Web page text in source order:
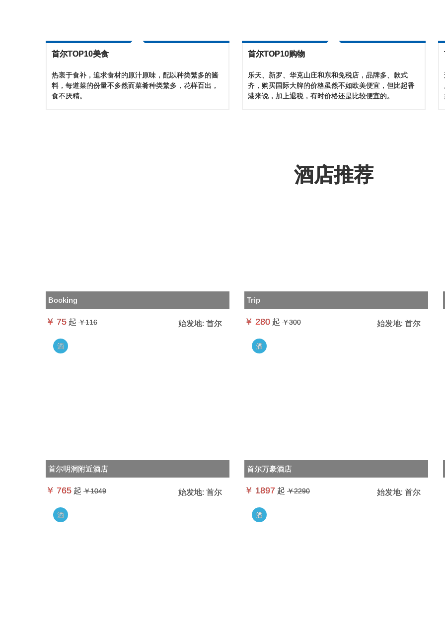
首尔TOP10美食
热衷于食补，追求食材的原汁原味，配以种类繁多的酱
料，每道菜的份量不多然而菜肴种类繁多，花样百出，
食不厌精。
首尔TOP10购物
乐天、新罗、华克山庄和东和免税店，品牌多、款式
齐，购买国际大牌的价格虽然不如欧美便宜，但比起香
港来说，加上退税，有时价格还是比较便宜的。
酒店推荐
Booking
￥ 75 起 ￥116 始发地: 首尔
酒
Trip
￥ 280 起 ￥300 始发地: 首尔
酒
首尔明洞附近酒店
￥ 765 起 ￥1049 始发地: 首尔
酒
首尔万豪酒店
￥ 1897 起 ￥2290 始发地: 首尔
酒